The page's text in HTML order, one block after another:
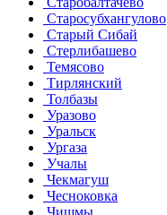
Старосубхангулово
Старый Сибай
Стерлибашево
Темясово
Тирлянский
Толбазы
Уразово
Уральск
Ургаза
Учалы
Чекмагуш
Чесноковка
Чишмы